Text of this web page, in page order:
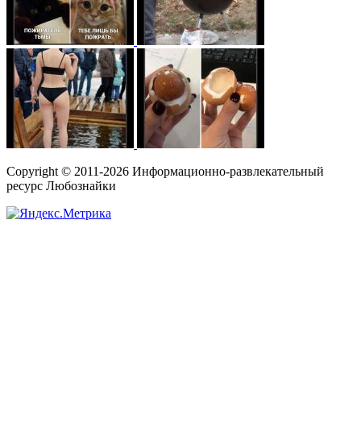
Copyright © 2011-2026 Информационно-развлекательный
ресурс Любознайки